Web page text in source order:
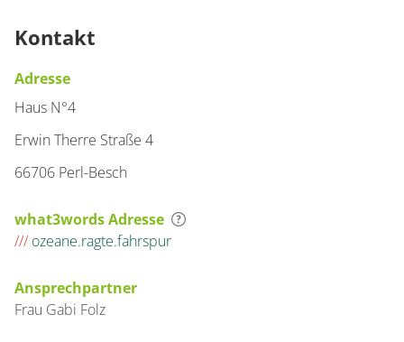
Kontakt
Adresse
Haus N°4
Erwin Therre Straße 4
66706 Perl-Besch
what3words Adresse
/// ozeane.ragte.fahrspur
Ansprechpartner
Frau Gabi Folz